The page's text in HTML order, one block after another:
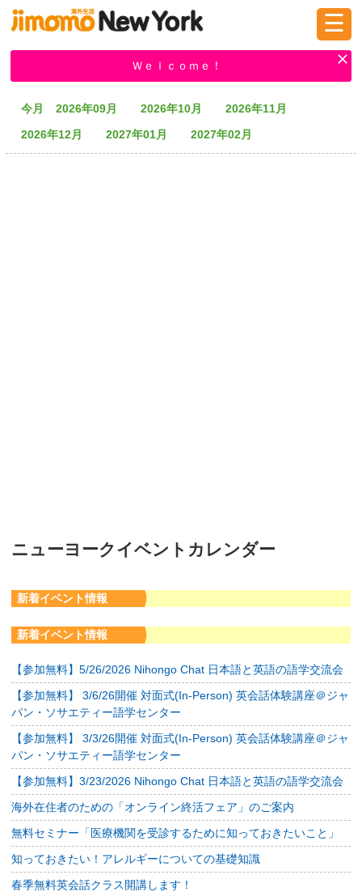
掲示板 タウン情報 教えて！
☰
Ｗｅｌｃｏｍｅ！
今月 2026年09月 2026年10月
2026年11月
2026年12月
2027年01月 2027年02月
ニューヨークイベントカレンダー
新着イベント情報
新着イベント情報
【参加無料】5/26/2026 Nihongo Chat 日本語と英語の語学交流会
【参加無料】 3/6/26開催 対面式(In-Person) 英会話体験講座＠ジャ
パン・ソサエティー語学センター
【参加無料】 3/3/26開催 対面式(In-Person) 英会話体験講座＠ジャ
パン・ソサエティー語学センター
【参加無料】3/23/2026 Nihongo Chat 日本語と英語の語学交流会
海外在住者のための「オンライン終活フェア」のご案内
無料セミナー「医療機関を受診するために知っておきたいこと」
知っておきたい！アレルギーについての基礎知識
春季無料英会話クラス開講します！